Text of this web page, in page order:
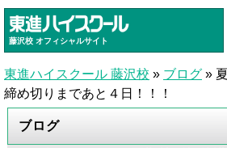
藤沢校 オフィシャルサイト
東進ハイスクール 藤沢校 » ブログ »
締め切りまであと４日！！！
ブログ